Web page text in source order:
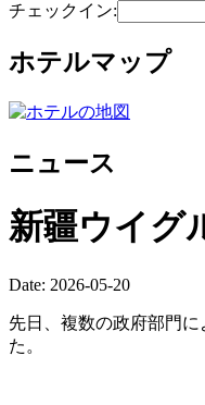
チェックイン:
ホテルマップ
ニュース
新疆ウイグ
Date: 2026-05-20
先日、複数の政府部門
た。